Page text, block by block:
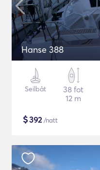
Hanse 388
Seilbåt
38 fot
12 m
$392/natt